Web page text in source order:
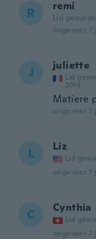
R remi
Lid
ongeveer 7
J juliette
Lid
2014
Matiere
ongeveer 7
L Liz
Lid
ongeveer 7
C Cynthia
Lid
ongeveer 7